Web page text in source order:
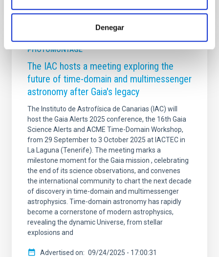
Denegar
PHOTOMONTAGE
The IAC hosts a meeting exploring the
future of time-domain and multimessenger
astronomy after Gaia's legacy
The Instituto de Astrofísica de Canarias (IAC) will
host the Gaia Alerts 2025 conference, the 16th Gaia
Science Alerts and ACME Time-Domain Workshop,
from 29 September to 3 October 2025 at IACTEC in
La Laguna (Tenerife). The meeting marks a
milestone moment for the Gaia mission , celebrating
the end of its science observations, and convenes
the international community to chart the next decade
of discovery in time-domain and multimessenger
astrophysics. Time-domain astronomy has rapidly
become a cornerstone of modern astrophysics,
revealing the dynamic Universe, from stellar
explosions and
Advertised on 09/24/2025 - 17:00:31